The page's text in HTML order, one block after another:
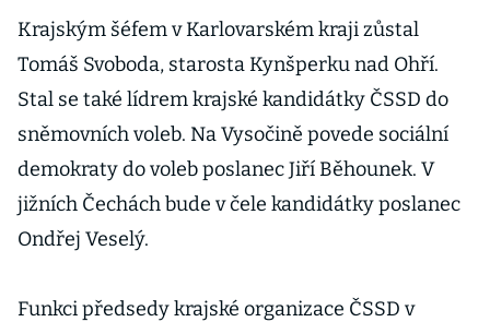
Krajským šéfem v Karlovarském kraji zůstal
Tomáš Svoboda, starosta Kynšperku nad Ohří.
Stal se také lídrem krajské kandidátky ČSSD do
sněmovních voleb. Na Vysočině povede sociální
demokraty do voleb poslanec Jiří Běhounek. V
jižních Čechách bude v čele kandidátky poslanec
Ondřej Veselý.
Funkci předsedy krajské organizace ČSSD v